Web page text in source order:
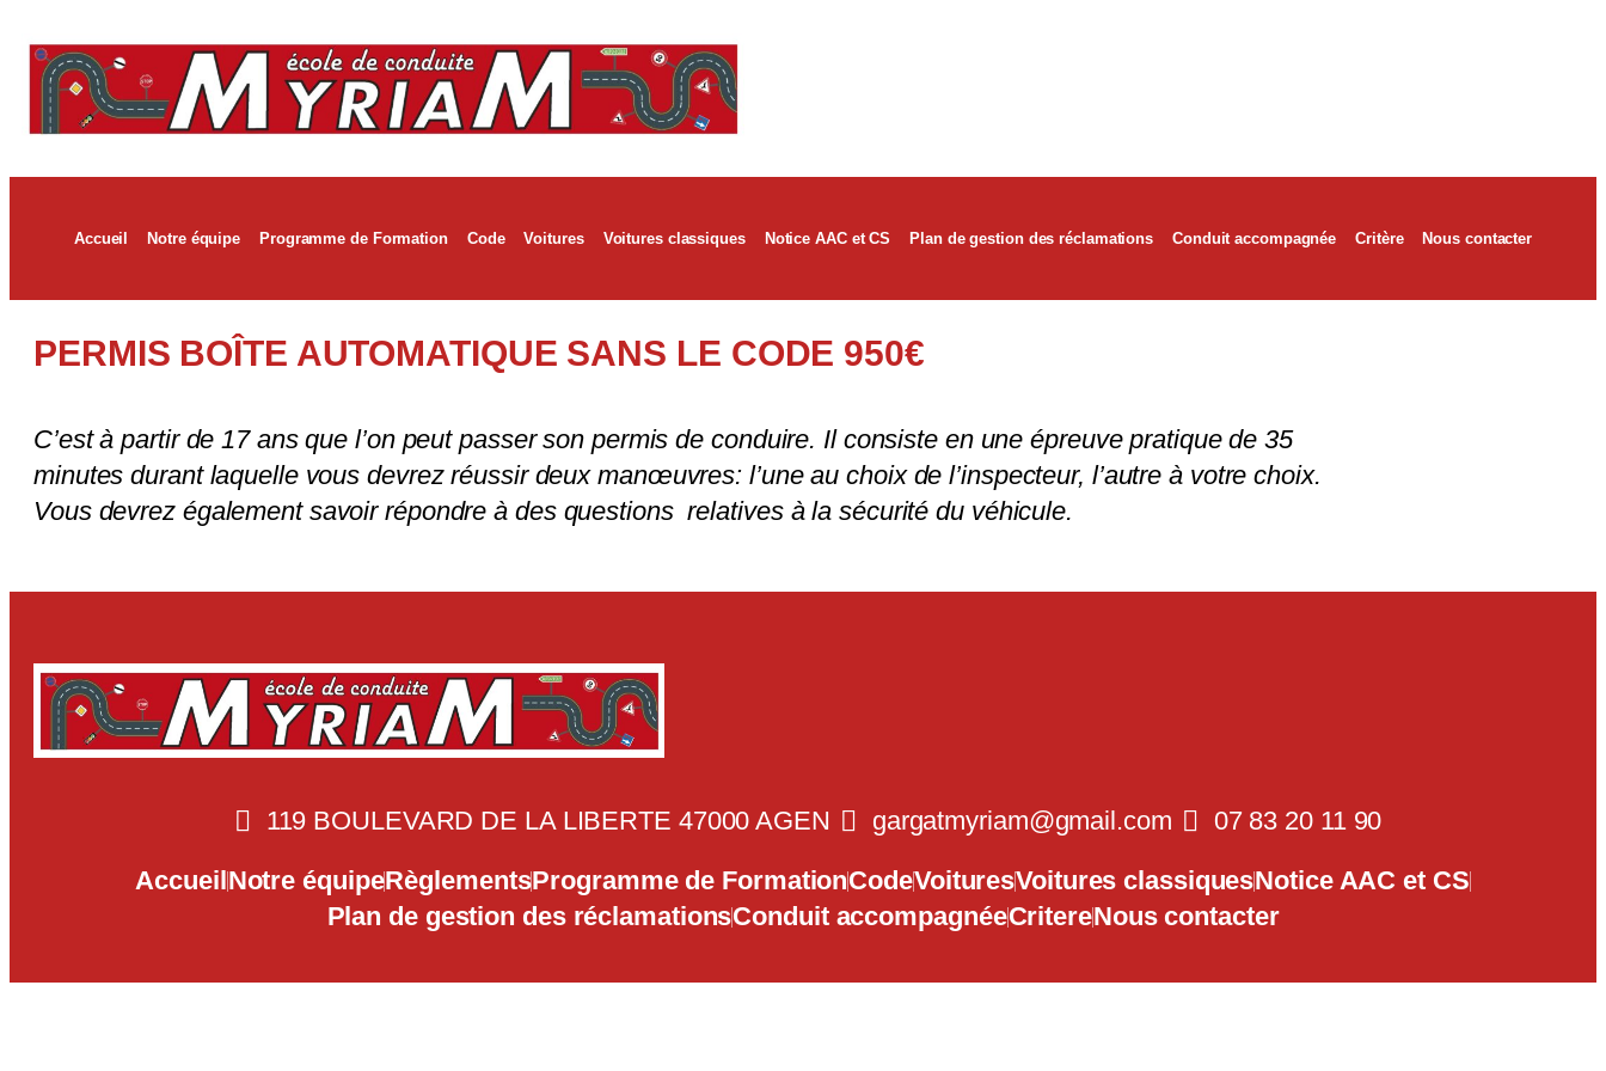
Accueil Notre équipe Programme de Formation Code Voitures Voitures classiques Notice AAC et CS Plan de gestion des réclamations Conduit accompagnée Critère Nous contacter
PERMIS BOÎTE AUTOMATIQUE SANS LE CODE 950€
C’est à partir de 17 ans que l’on peut passer son permis de conduire. Il consiste en une épreuve pratique de 35
minutes durant laquelle vous devrez réussir deux manœuvres: l’une au choix de l’inspecteur, l’autre à votre choix.
Vous devrez également savoir répondre à des questions relatives à la sécurité du véhicule.
119 BOULEVARD DE LA LIBERTE 47000 AGEN gargatmyriam@gmail.com
07 83 20 11 90
Accueil Notre équipeRèglementsProgramme de FormationCodeVoituresVoitures classiquesNotice AAC et CS
Plan de gestion des réclamationsConduit accompagnéeCritereNous contacter